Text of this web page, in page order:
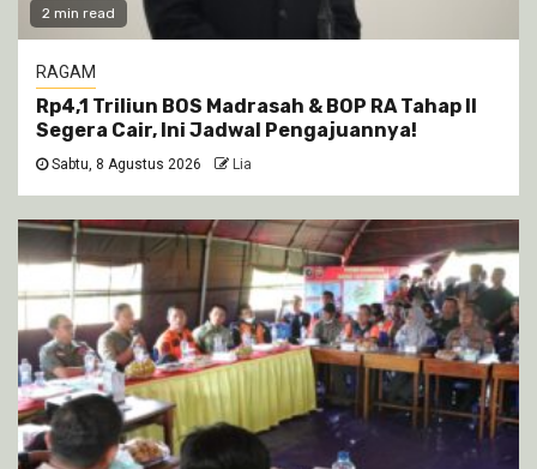
2 min read
RAGAM
Rp4,1 Triliun BOS Madrasah & BOP RA Tahap II
Segera Cair, Ini Jadwal Pengajuannya!
Sabtu, 8 Agustus 2026 Lia